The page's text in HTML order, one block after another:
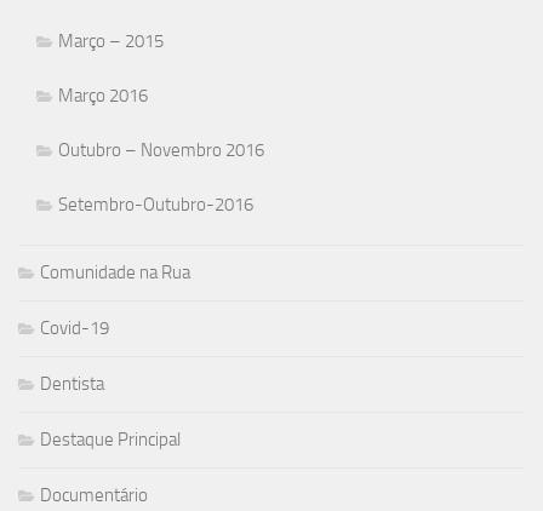
Março – 2015
Março 2016
Outubro – Novembro 2016
Setembro-Outubro-2016
Comunidade na Rua
Covid-19
Dentista
Destaque Principal
Documentário